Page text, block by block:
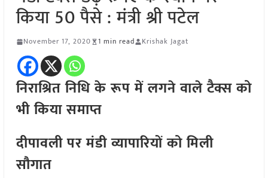
किया 50 पैसे : मंत्री श्री पटेल
November 17, 2020 1 min read Krishak Jagat
निराश्रित निधि के रूप में लगने वाले टैक्स को
भी किया समाप्त
दीपावली पर मंडी व्यापारियों को मिली
सौगात